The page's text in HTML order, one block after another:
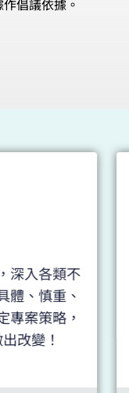
深入各類不
體、慎重、
專案策略，
改變！